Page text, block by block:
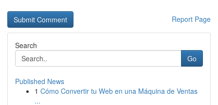
Report Page
Search
Go
Published News
1 Cómo Convertir tu Web en una Máquina de Ventas
...